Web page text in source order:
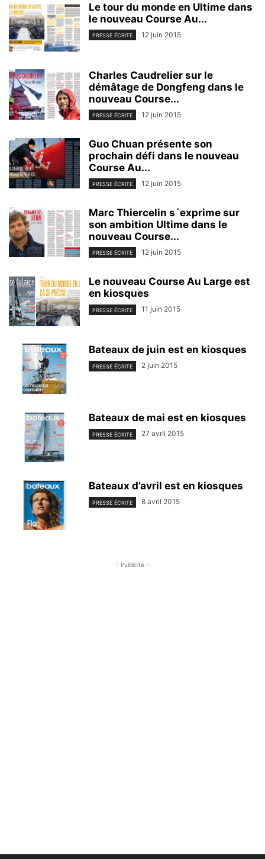
Le tour du monde en Ultime dans
le nouveau Course Au...
PRESSE ÉCRITE 12 juin 2015
Charles Caudrelier sur le
démâtage de Dongfeng dans le
nouveau Course...
PRESSE ÉCRITE 12 juin 2015
Guo Chuan présente son
prochain défi dans le nouveau
Course Au...
PRESSE ÉCRITE 12 juin 2015
Marc Thiercelin s´exprime sur
son ambition Ultime dans le
nouveau Course...
PRESSE ÉCRITE 12 juin 2015
Le nouveau Course Au Large est
en kiosques
PRESSE ÉCRITE 11 juin 2015
Bateaux de juin est en kiosques
PRESSE ÉCRITE 2 juin 2015
Bateaux de mai est en kiosques
PRESSE ÉCRITE 27 avril 2015
Bateaux d’avril est en kiosques
PRESSE ÉCRITE 8 avril 2015
- Publicité -